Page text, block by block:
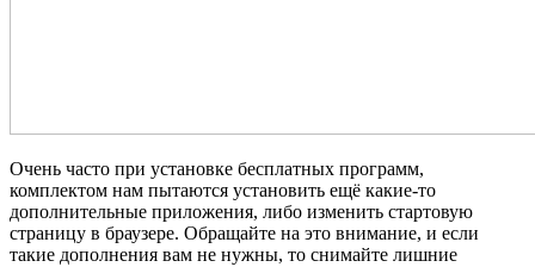
Очень часто при установке бесплатных программ,
комплектом нам пытаются установить ещё какие-то
дополнительные приложения, либо изменить стартовую
страницу в браузере. Обращайте на это внимание, и если
такие дополнения вам не нужны, то снимайте лишние